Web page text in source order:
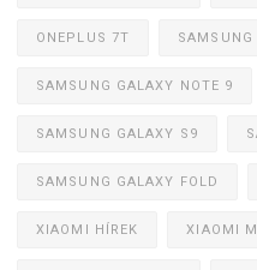
ONEPLUS 7T SAMSUNG
SAMSUNG GALAXY NOTE 9
SAMSUNG GALAXY S9
SAMSUNG GALAXY FOLD
XIAOMI HÍREK XIAOMI